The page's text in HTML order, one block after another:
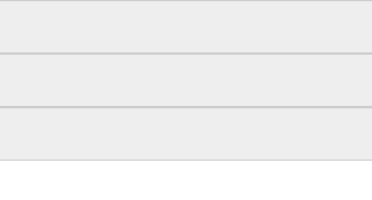
/)
/)
/)
finales.
a continuación).
del pedido para que